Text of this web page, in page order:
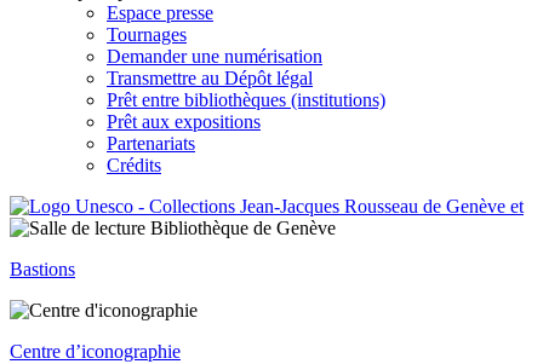
Espace presse
Tournages
Demander une numérisation
Transmettre au Dépôt légal
Prêt entre bibliothèques (institutions)
Prêt aux expositions
Partenariats
Crédits
Bastions
Centre d’iconographie